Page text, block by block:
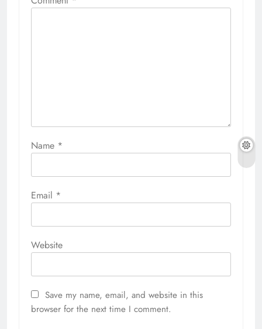
Name *
Email *
Website
Save my name, email, and website in this
browser for the next time I comment.